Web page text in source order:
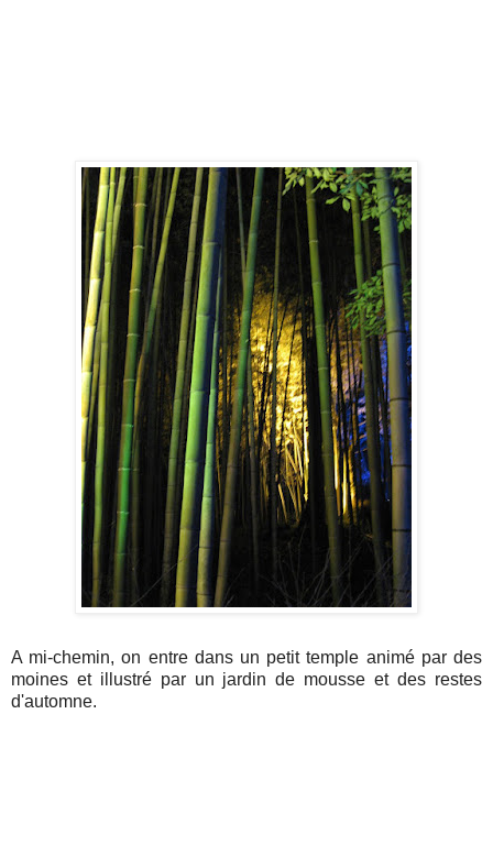
A mi-chemin, on entre dans un petit temple animé par des
moines et illustré par un jardin de mousse et des restes
d'automne.